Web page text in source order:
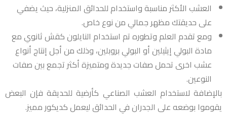
العشب الأكثر مناسبة واستخدام للحدائق المنزلية، حيث يضفي
على حديقتك مظهر جمالي من نوع خاص.
ومع تقدم العلم وتطوره تم استخدام النايلون كقش ثانوي مع
مادة البولي إيثيلين أو البولي بروبلين، وذلك من أجل إنتاج أنواع
عشب اخرى تحمل صفات جديدة ومتميزة أكثر تجمع بين صفات
النوعين.
بالإضافة لاستخدام العشب الصناعي كأرضية للحديقة فإن البعض
يقوموا بوضعه على الجدران في الحدائق ليعمل كديكور مميز.